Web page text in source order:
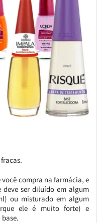
você compra na farmácia, e
deve ser diluído em algum
ou misturado em algum
ele é muito forte) e